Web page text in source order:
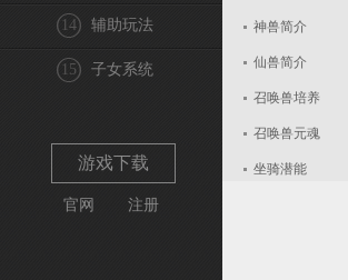
辅助玩法
14
子女系统
15
游戏下载
官网 注册
神兽简介
仙兽简介
召唤兽培养
召唤兽元魂
坐骑潜能